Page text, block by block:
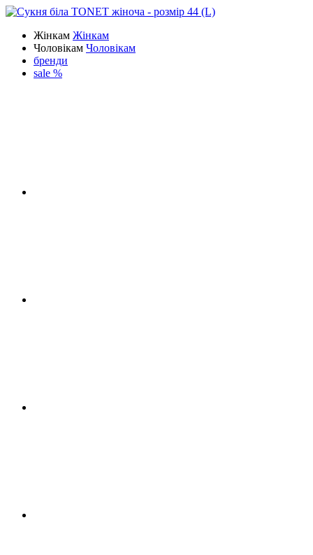
Жінкам Жінкам
Чоловікам Чоловікам
бренди
sale %